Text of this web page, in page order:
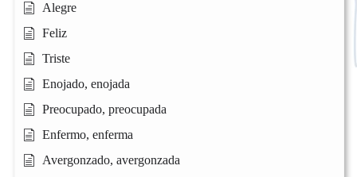
Alegre
Feliz
Triste
Enojado, enojada
Preocupado, preocupada
Enfermo, enferma
Avergonzado, avergonzada